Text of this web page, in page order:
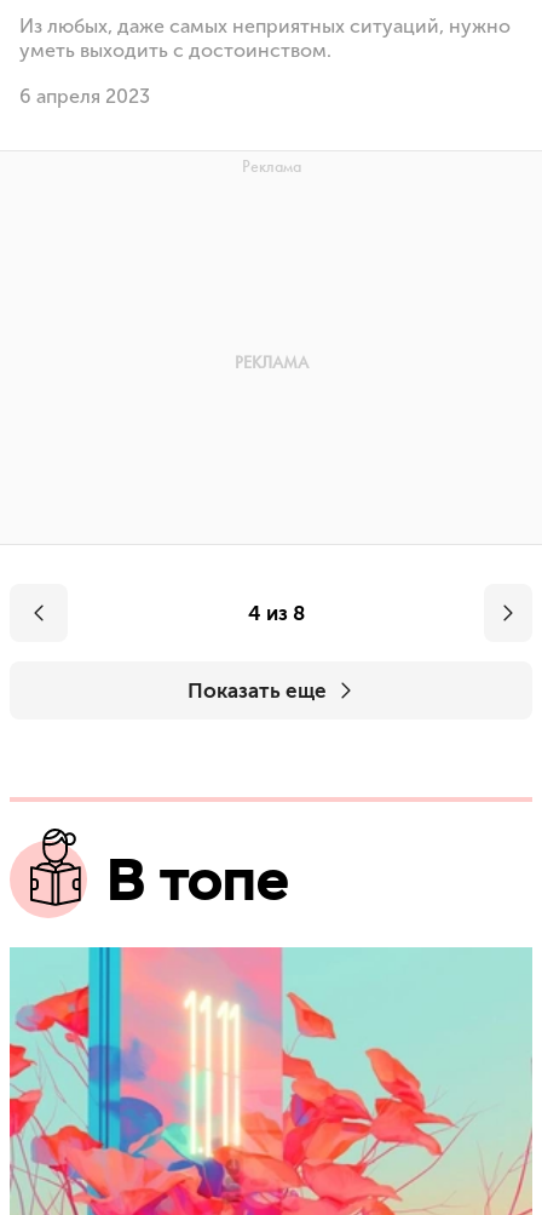
Из любых, даже самых неприятных ситуаций, нужно
уметь выходить с достоинством.
6 апреля 2023
4 из 8
Показать еще
В топе